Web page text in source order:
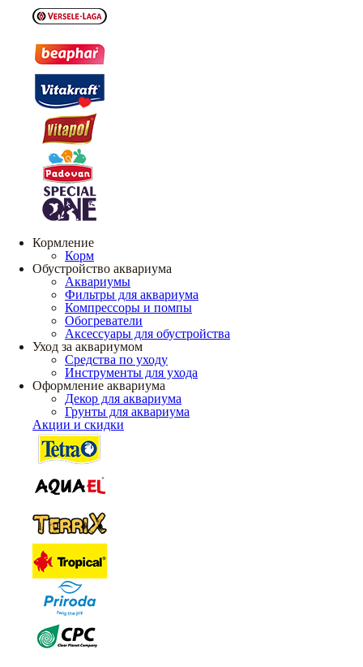
Кормление
Корм
Обустройство аквариума
Аквариумы
Фильтры для аквариума
Компрессоры и помпы
Обогреватели
Аксессуары для обустройства
Уход за аквариумом
Средства по уходу
Инструменты для ухода
Оформление аквариума
Декор для аквариума
Грунты для аквариума
Акции и скидки